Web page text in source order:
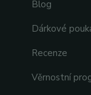
Blog
Dárkové
Recenze
Věrnostní